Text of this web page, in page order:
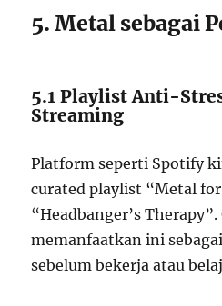
5. Metal sebagai
5.1 Playlist Anti-
Streaming
Platform seperti Spotify
curated playlist “Metal
“Headbanger’s Therapy”.
memanfaatkan ini
sebelum bekerja atau